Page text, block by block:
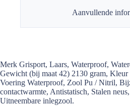
Aanvullende
Merk Grisport, Laars, Waterproof,
Gewicht (bij maat 42) 2130 gram,
Voering Waterproof, Zool Pu / Nitril,
contactwarmte, Antistatisch, Stalen
Uitneembare inlegzool.